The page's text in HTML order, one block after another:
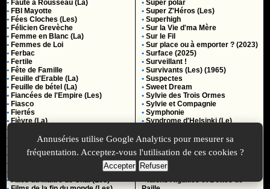
• Faute à Rousseau (La)
• FBI Mayotte
• Fées Cloches (Les)
• Félicien Grevèche
• Femme en Blanc (La)
• Femmes de Loi
• Ferbac
• Fertile
• Fête de Famille
• Feuille d'Erable (La)
• Feuille de bétel (La)
• Fiancées de l'Empire (Les)
• Fiasco
• Fiertés
• Fièvre (La)
•
•
Filière (La)
•
•
Fille au Fond du Verre à Saké (La)
•
•
• Filles du Maître de Chai (Les)
• Super polar
• Super Z'Héros (Les)
• Superhigh
• Sur la Vie d'ma Mère
• Sur le Fil
• Sur place ou à emporter ? (2023)
• Surface (2025)
• Surveillant !
• Survivants (Les) (1965)
• Suspectes
• Sweet Dream
• Sylvie des Trois Ormes
• Sylvie et Compagnie
• Symphonie
• Syndrome d'Helsinki (Le)
• T'As Pas 1 Minute ?
Tactiques d'Emma (Les)
• Taffy
• Tahiti PK 0
• Talk show
• Talons Aiguilles et Bottes de
Annuséries utilise Google Analytics pour mesurer sa
fréquentation. Acceptez-vous l'utilisation de ces cookies ?
Accepter Refuser